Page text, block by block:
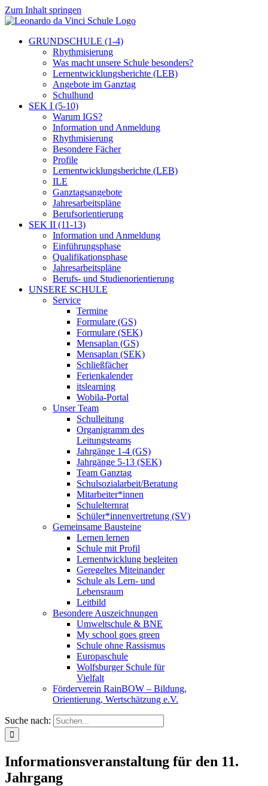
Zum Inhalt springen
GRUNDSCHULE (1-4)
Rhythmisierung
Was macht unsere Schule besonders?
Lernentwicklungsberichte (LEB)
Angebote im Ganztag
Schulhund
SEK I (5-10)
Warum IGS?
Information und Anmeldung
Rhythmisierung
Besondere Fächer
Profile
Lernentwicklungsberichte (LEB)
ILE
Ganztagsangebote
Jahresarbeitspläne
Berufsorientierung
SEK II (11-13)
Information und Anmeldung
Einführungsphase
Qualifikationsphase
Jahresarbeitspläne
Berufs- und Studienorientierung
UNSERE SCHULE
Service
Termine
Formulare (GS)
Formulare (SEK)
Mensaplan (GS)
Mensaplan (SEK)
Schließfächer
Ferienkalender
itslearning
Wobila-Portal
Unser Team
Schulleitung
Organigramm des
Leitungsteams
Jahrgänge 1-4 (GS)
Jahrgänge 5-13 (SEK)
Team Ganztag
Schulsozialarbeit/Beratung
Mitarbeiter*innen
Schulelternrat
Schüler*innenvertretung (SV)
Gemeinsame Bausteine
Lernen lernen
Schule mit Profil
Lernentwicklung begleiten
Geregeltes Miteinander
Schule als Lern- und
Lebensraum
Leitbild
Besondere Auszeichnungen
Umweltschule & BNE
My school goes green
Schule ohne Rassismus
Europaschule
Wolfsburger Schule für
Vielfalt
Förderverein RainBOW – Bildung,
Orientierung, Wertschätzung e.V.
Suche nach:
Informationsveranstaltung für den 11.
Jahrgang